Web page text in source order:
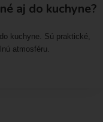
aj do kuchyne?
kuchyne. Sú praktické,
atmosféru.